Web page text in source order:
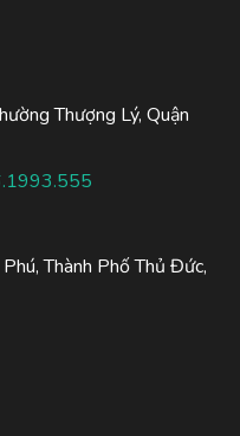
Thượng Lý, Quận
Thành Phố Thủ Đức,